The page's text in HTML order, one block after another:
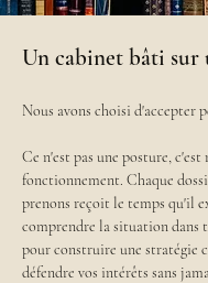
Un cabinet bâti sur
Nous avons choisi d'accepter
Ce n'est pas une posture, c'est
fonctionnement. Chaque
prenons reçoit le temps qu'il
comprendre la situation dans
pour construire une stratégie
défendre vos intérêts sans